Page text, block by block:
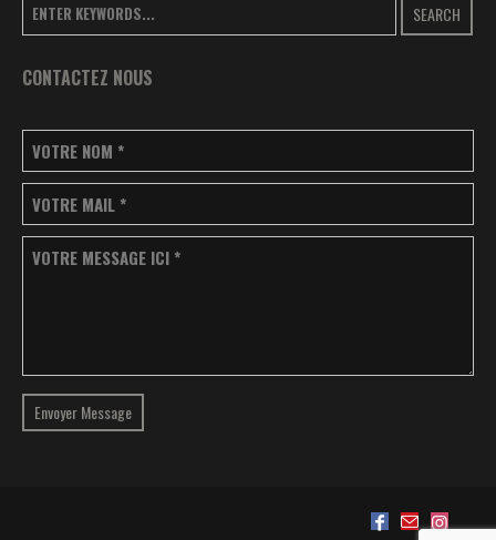
SEARCH
CONTACTEZ NOUS
VOTRE NOM *
VOTRE MAIL *
VOTRE MESSAGE ICI *
Envoyer Message